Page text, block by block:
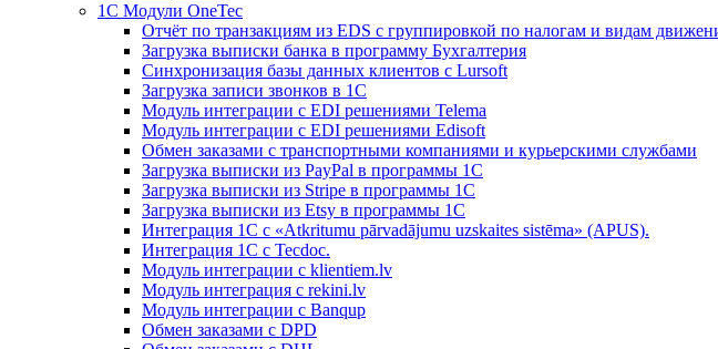
1C Модули OneTec
Отчёт по транзакциям из EDS с группировкой по налогам и видам
Загрузка выписки банка в программу Бухгалтерия
Синхронизация базы данных клиентов с Lursoft
Загрузка записи звонков в 1С
Модуль интеграции с EDI решениями Telema
Модуль интеграции с EDI решениями Edisoft
Обмен заказами с транспортными компаниями и курьерскими службами
Загрузка выписки из PayPal в программы 1C
Загрузка выписки из Stripe в программы 1C
Загрузка выписки из Etsy в программы 1C
Интеграция 1С с «Atkritumu pārvadājumu uzskaites sistēma» (APUS).
Интеграция 1С с Tecdoc.
Модуль интеграции с klientiem.lv
Модуль интеграция с rekini.lv
Модуль интеграции с Banqup
Обмен заказами с DPD